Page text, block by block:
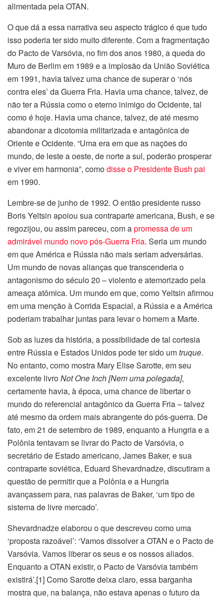
alimentada pela OTAN.
O que dá a essa narrativa seu aspecto trágico é que tudo
isso poderia ter sido muito diferente. Com a fragmentação
do Pacto de Varsóvia, no fim dos anos 1980, a queda do
Muro de Berlim em 1989 e a implosão da União Soviética
em 1991, havia talvez uma chance de superar o ‘nós
contra eles’ da Guerra Fria. Havia uma chance, talvez, de
não ter a Rússia como o eterno inimigo do Ocidente, tal
como é hoje. Havia uma chance, talvez, de até mesmo
abandonar a dicotomia militarizada e antagônica de
Oriente e Ocidente. “Uma era em que as nações do
mundo, de leste a oeste, de norte a sul, poderão prosperar
e viver em harmonia”, comodisse o Presidente Bush pai
em 1990.
Lembre-se de junho de 1992. O então presidente russo
Boris Yeltsin apoiou sua contraparte americana, Bush, e se
regozijou, ou assim pareceu, com apromessa de um
admirável mundo novo pós-Guerra Fria. Seria um mundo
em que América e Rússia não mais seriam adversárias.
Um mundo de novas alianças que transcenderia o
antagonismo do século 20 – violento e atemorizado pela
ameaça atômica. Um mundo em que, como Yeltsin afirmou
em uma menção à Corrida Espacial, a Rússia e a América
poderiam trabalhar juntas para levar o homem a Marte.
Sob as luzes da história, a possibilidade de tal cortesia
entre Rússia e Estados Unidos pode ter sido umtruque.
No entanto, como mostra Mary Elise Sarotte, em seu
excelente livroNot One Inch [Nem uma polegada],
certamente havia, à época, uma chance de libertar o
mundo do referencial antagônico da Guerra Fria – talvez
até mesmo da ordem mais abrangente do pós-guerra. De
fato, em 21 de setembro de 1989, enquanto a Hungria e a
Polônia tentavam se livrar do Pacto de Varsóvia, o
secretário de Estado americano, James Baker, e sua
contraparte soviética, Eduard Shevardnadze, discutiram a
questão de permitir que a Polônia e a Hungria
avançassem para, nas palavras de Baker, ‘um tipo de
sistema de livre mercado’.
Shevardnadze elaborou o que descreveu como uma
‘proposta razoável’: ‘Vamos dissolver a OTAN e o Pacto de
Varsóvia. Vamos liberar os seus e os nossos aliados.
Enquanto a OTAN existir, o Pacto de Varsóvia também
existirá’.[1] Como Sarotte deixa claro, essa barganha
mostra que, na balança, não estava apenas o futuro da